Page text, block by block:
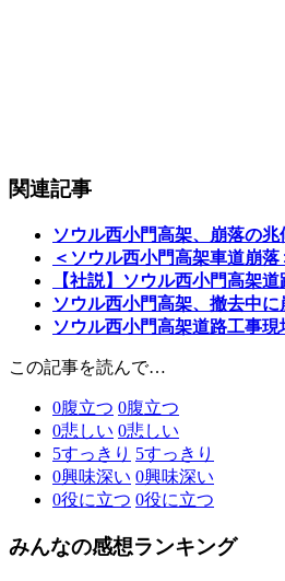
関連記事
ソウル西小門高架、崩落の
＜ソウル西小門高架車道崩
【社説】ソウル西小門高架
ソウル西小門高架、撤去中
ソウル西小門高架道路工事
この記事を読んで…
0腹立つ 0腹立つ
0悲しい 0悲しい
5すっきり 5すっきり
0興味深い 0興味深い
0役に立つ 0役に立つ
みんなの感想ランキング